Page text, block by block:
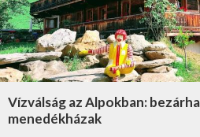
Vízválság az Alpokban:
menedékházak